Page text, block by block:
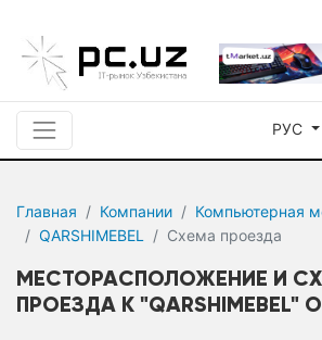
РУС
Главная Компании
Компьютерная
QARSHIMEBEL
Схема проезда
МЕСТОРАСПОЛОЖЕНИЕ И
ПРОЕЗДА К "QARSHIMEBEL"